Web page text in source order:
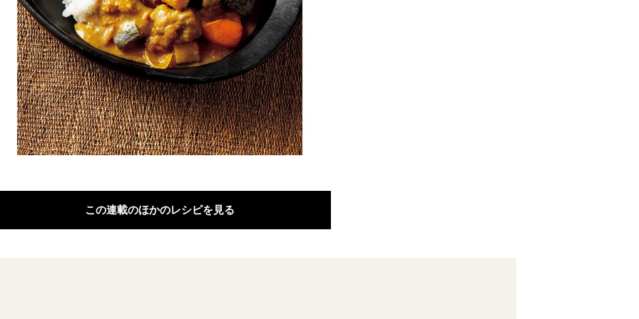
この連載のほかのレシピを見る